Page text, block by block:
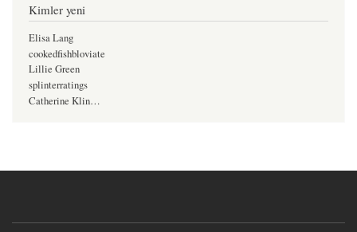
Kimler yeni
Elisa Lang
cookedfishbloviate
Lillie Green
splinterratings
Catherine Klin…